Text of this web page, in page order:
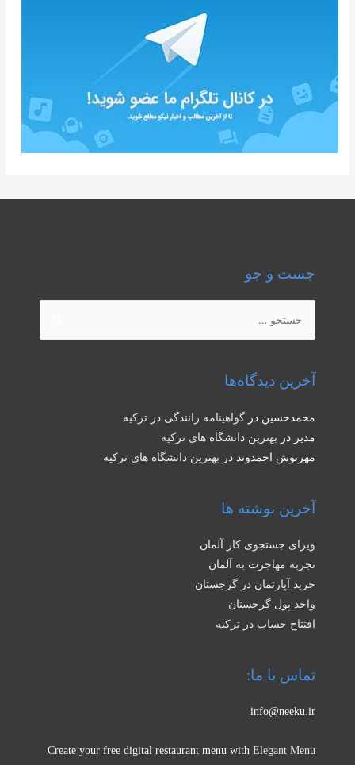
جست و جو
برای:
آخرین دیدگاه‌ها
محمدحسین در گواهینامه رانندگی در ترکیه
مدیر در بهترین دانشگاه های ترکیه
مهرنوش احمدوند در بهترین دانشگاه های ترکیه
آخرین نوشته ها
ویزای جستجوی کار آلمان
تجربه مهاجرت به آلمان
خرید آپارتمان در گرجستان
واحد پول گرجستان
افتتاح حساب در ترکیه
تماس با ما:
info@neeku.ir
Create your free digital restaurant menu with Elegant Menu